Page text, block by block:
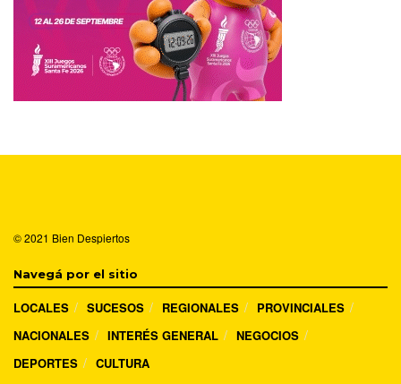
© 2021 Bien Despiertos
Navegá por el sitio
LOCALES SUCESOS REGIONALES
PROVINCIALES
NACIONALES
INTERÉS GENERAL
NEGOCIOS
DEPORTES
CULTURA